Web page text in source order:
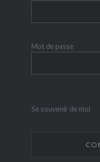
Mot de passe
Se souvenir de moi